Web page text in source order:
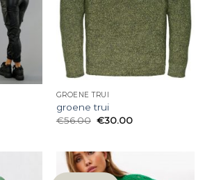
GROENE TRUI
groene trui
€56.00 €30.00